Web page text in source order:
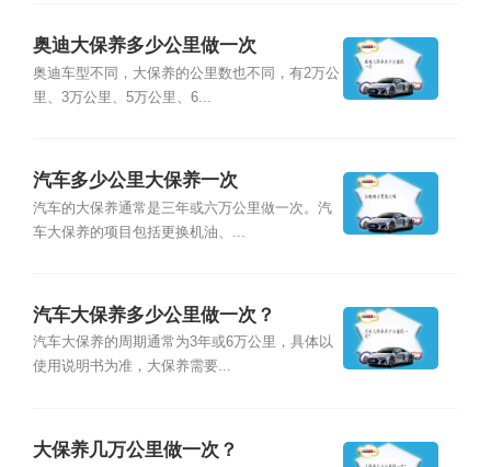
奥迪大保养多少公里做一次
奥迪车型不同，大保养的公里数也不同，有2万公
里、3万公里、5万公里、6...
汽车多少公里大保养一次
汽车的大保养通常是三年或六万公里做一次。汽
车大保养的项目包括更换机油、...
汽车大保养多少公里做一次？
汽车大保养的周期通常为3年或6万公里，具体以
使用说明书为准，大保养需要...
大保养几万公里做一次？